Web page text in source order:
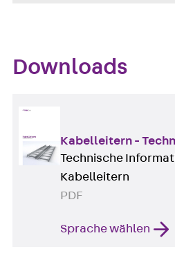
Downloads
Kabelleitern -
Technische
Kabelleitern
PDF
Sprache wählen